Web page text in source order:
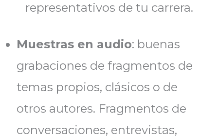
representativos de tu carrera.
Muestras en audio: buenas
grabaciones de fragmentos de
temas propios, clásicos o de
otros autores. Fragmentos de
conversaciones, entrevistas,